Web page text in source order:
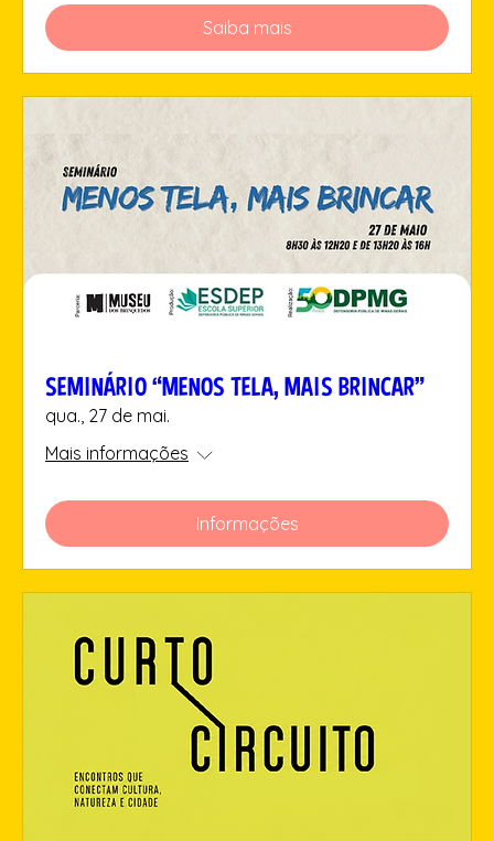
Saiba mais
SEMINÁRIO “MENOS TELA, MAIS BRINCAR”
qua., 27 de mai.
Mais informações
Informações